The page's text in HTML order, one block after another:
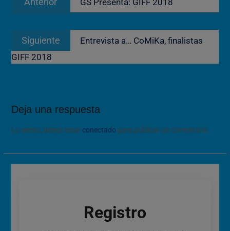
anterior:
GS Presenta: GIFF 2018
Siguiente
Entrada
siguiente:
Entrevista a… CoMiKa, finalistas
GIFF 2018
Deja una respuesta
Lo siento, debes estar conectado para publicar un comentario.
Registro